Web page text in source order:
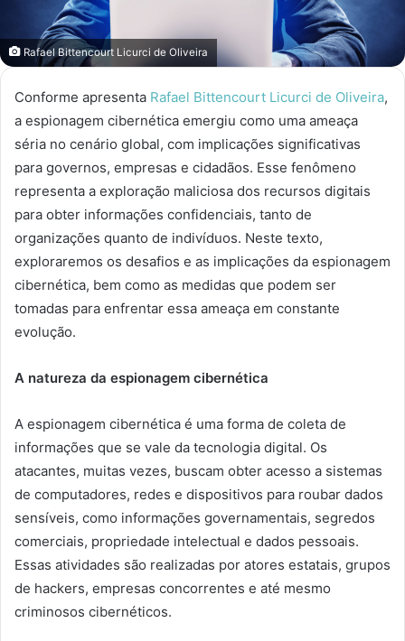
Rafael Bittencourt Licurci de Oliveira
Conforme apresenta Rafael Bittencourt Licurci de Oliveira,
a espionagem cibernética emergiu como uma ameaça
séria no cenário global, com implicações significativas
para governos, empresas e cidadãos. Esse fenômeno
representa a exploração maliciosa dos recursos digitais
para obter informações confidenciais, tanto de
organizações quanto de indivíduos. Neste texto,
exploraremos os desafios e as implicações da espionagem
cibernética, bem como as medidas que podem ser
tomadas para enfrentar essa ameaça em constante
evolução.
A natureza da espionagem cibernética
A espionagem cibernética é uma forma de coleta de
informações que se vale da tecnologia digital. Os
atacantes, muitas vezes, buscam obter acesso a sistemas
de computadores, redes e dispositivos para roubar dados
sensíveis, como informações governamentais, segredos
comerciais, propriedade intelectual e dados pessoais.
Essas atividades são realizadas por atores estatais, grupos
de hackers, empresas concorrentes e até mesmo
criminosos cibernéticos.